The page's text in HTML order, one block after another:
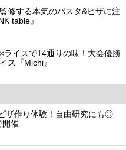
修する本気のパスタ&ピザに注
table』
ライスで14通りの味！大会優勝
ス『Michi』
ザ作り体験！自由研究にも◎
開催